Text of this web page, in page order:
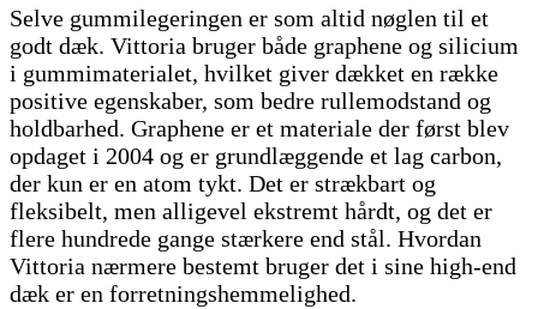
Selve gummilegeringen er som altid nøglen til et
godt dæk. Vittoria bruger både graphene og silicium
i gummimaterialet, hvilket giver dækket en række
positive egenskaber, som bedre rullemodstand og
holdbarhed. Graphene er et materiale der først blev
opdaget i 2004 og er grundlæggende et lag carbon,
der kun er en atom tykt. Det er strækbart og
fleksibelt, men alligevel ekstremt hårdt, og det er
flere hundrede gange stærkere end stål. Hvordan
Vittoria nærmere bestemt bruger det i sine high-end
dæk er en forretningshemmelighed.